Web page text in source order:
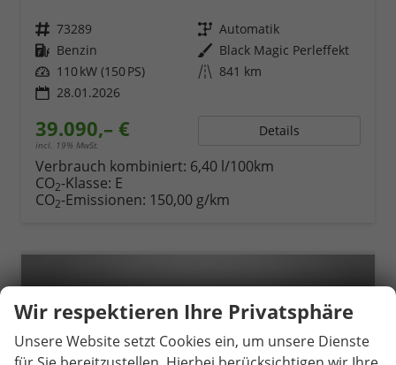
Fahrzeugnr. 73289 Getriebe Automatik
Kraftstoff Benzin Außenfarbe Black Magic Perleffekt
Leistung 110 kW (150 PS) Kilometerstand 841 km
28.01.2026
39.090,– €
incl. 19% MwSt.
Details
Verbrauch kombiniert: 6,40 l/100km
CO2-Klasse: E
CO2-Emissionen: 150,00 g/km
Wir respektieren Ihre Privatsphäre
Unsere Website setzt Cookies ein, um unsere Dienste